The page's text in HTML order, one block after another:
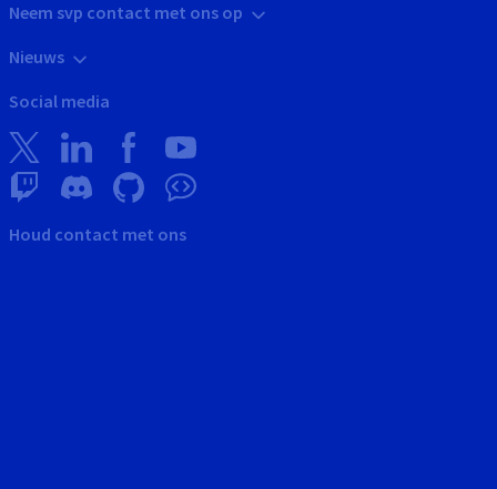
Neem svp contact met ons op
Nieuws
Social media
Houd contact met ons